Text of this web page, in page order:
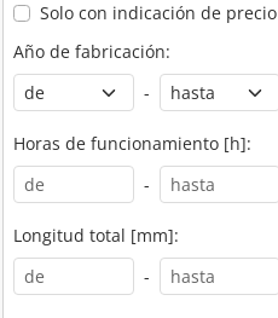
Solo con indicación de precio
Año de fabricación:
-
Horas de funcionamiento [h]:
-
Longitud total [mm]:
-